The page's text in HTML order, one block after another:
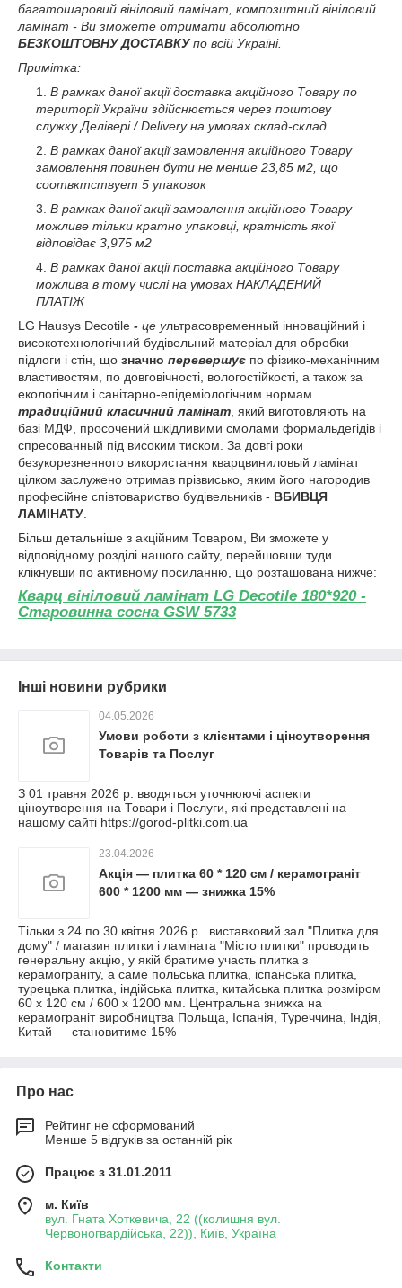
багатошаровий вініловий ламінат, композитний вініловий
ламінат - Ви зможете отримати абсолютно
БЕЗКОШТОВНУ ДОСТАВКУпо всій Україні.
Примітка:
В рамках даної акції доставка акційного Товару по
території України здійснюється через поштову
служку Делівері / Delivery на умовах склад-склад
В рамках даної акції замовлення акційного Товару
замовлення повинен бути не менше 23,85 м2, що
соотвктствует 5 упаковок
В рамках даної акції замовлення акційного Товару
можливе тільки кратно упаковці, кратність якої
відповідає 3,975 м2
В рамках даної акції поставка акційного Товару
можлива в тому числі на умовах НАКЛАДЕНИЙ
ПЛАТІЖ
LG Hausys Decotile - це ультрасовременный інноваційний і
високотехнологічний будівельний матеріал для обробки
підлоги і стін, що значно перевершує по фізико-механічним
властивостям, по довговічності, вологостійкості, а також за
екологічним і санітарно-епідеміологічним нормам
традиційний класичний ламінат , який виготовляють на
базі МДФ, просочений шкідливими смолами формальдегідів і
спресованный під високим тиском. За довгі роки
безукорезненного використання кварцвиниловый ламінат
цілком заслужено отримав прізвисько, яким його нагородив
професійне співтовариство будівельників - ВБИВЦЯ
ЛАМІНАТУ
Більш детальніше з акційним Товаром, Ви зможете у
відповідному розділі нашого сайту, перейшовши туди
клікнувши по активному посиланню, що розташована нижче:
Кварц вініловий ламінат LG Decotile 180*920 -
Старовинна сосна GSW 5733
Інші новини рубрики
04.05.2026
Умови роботи з клієнтами і ціноутворення
Товарів та Послуг
З 01 травня 2026 р. вводяться уточнюючі аспекти
ціноутворення на Товари і Послуги, які представлені на
нашому сайті https://gorod-plitki.com.ua
23.04.2026
Акція — плитка 60 * 120 см / керамограніт
600 * 1200 мм — знижка 15%
Тільки з 24 по 30 квітня 2026 р.. виставковий зал "Плитка для
дому" / магазин плитки і ламіната "Місто плитки" проводить
генеральну акцію, у якій братиме участь плитка з
керамограніту, а саме польська плитка, іспанська плитка,
турецька плитка, індійська плитка, китайська плитка розміром
60 х 120 см / 600 х 1200 мм. Центральна знижка на
керамограніт виробництва Польща, Іспанія, Туреччина, Індія,
Китай — становитиме 15%
Про нас
Рейтинг не сформований
Менше 5 відгуків за останній рік
Працює з 31.01.2011
м. Київ
вул. Гната Хоткевича, 22 ((колишня вул.
Червоногвардійська, 22)), Київ, Україна
Контакти